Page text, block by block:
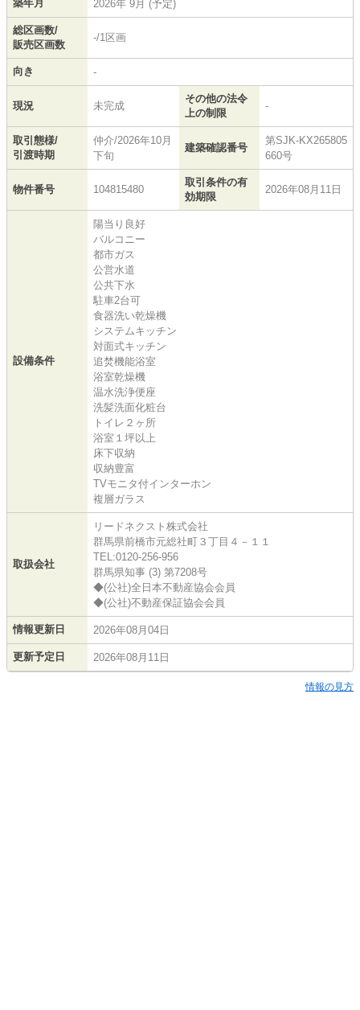
築年月 2026年 9月 (予定)
総区画数/
販売区画数
-/1区画
向き -
現況 未完成
その他の法令
上の制限
-
取引態様/
引渡時期
仲介/2026年10月
下旬
建築確認番号
第SJK-KX265805
660号
物件番号 104815480
取引条件の有
効期限
2026年08月11日
設備条件
陽当り良好
バルコニー
都市ガス
公営水道
公共下水
駐車2台可
食器洗い乾燥機
システムキッチン
対面式キッチン
追焚機能浴室
浴室乾燥機
温水洗浄便座
洗髪洗面化粧台
トイレ２ヶ所
浴室１坪以上
床下収納
収納豊富
TVモニタ付インターホン
複層ガラス
取扱会社
リードネクスト株式会社
群馬県前橋市元総社町３丁目４－１１
TEL:0120-256-956
群馬県知事 (3) 第7208号
◆(公社)全日本不動産協会会員
◆(公社)不動産保証協会会員
情報更新日 2026年08月04日
更新予定日 2026年08月11日
情報の見方